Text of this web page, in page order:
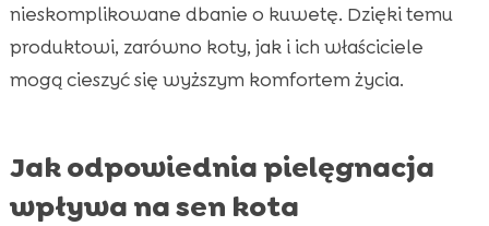
nieskomplikowane dbanie o kuwetę. Dzięki temu
produktowi, zarówno koty, jak i ich właściciele
mogą cieszyć się wyższym komfortem życia.
Jak odpowiednia pielęgnacja
wpływa na sen kota